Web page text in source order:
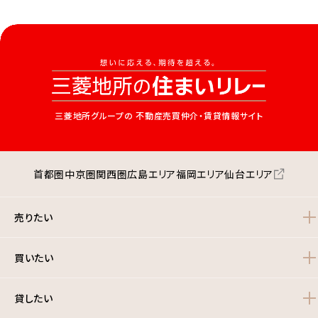
三菱地所グループの 不動産売買仲介・賃貸情報サイト
首都圏中京圏関西圏広島エリア福岡エリア仙台エリア
売りたい
買いたい
貸したい